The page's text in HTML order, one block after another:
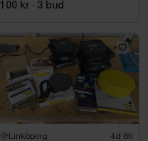
100 kr · 3 bud
Linköping 4d 6h